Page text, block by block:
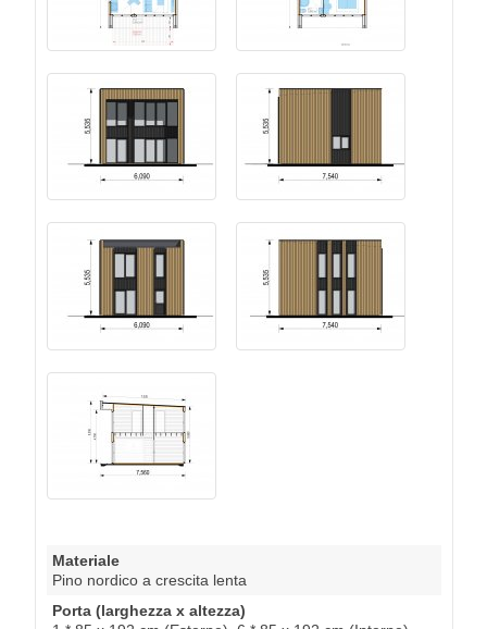
Materiale
Pino nordico a crescita lenta
Porta (larghezza x altezza)